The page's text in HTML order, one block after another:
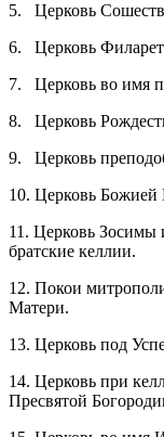
5. Церковь
6. Церковь
7. Церковь во имя
8. Церковь
9. Церковь
10. Церковь
11. Церковь Зосимы
братские келлии.
12. Покои
Матери.
13. Церковь под
14. Церковь при
Пресвятой